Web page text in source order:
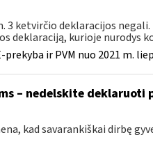
3 ketvirčio deklaracijos
deklaraciją, kurioje nurodys
prekyba ir PVM nuo 2021 m.
– nedelskite deklaruoti
kad savarankiškai dirbę